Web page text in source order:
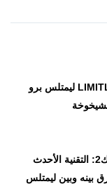
كبسولات LIMITLESS PRO AGING ليمتلس برو
ليمتلس اوسوفورتين د3 لايبو-ك2: التقنية الأحدث
بينه وبين ليمتلس